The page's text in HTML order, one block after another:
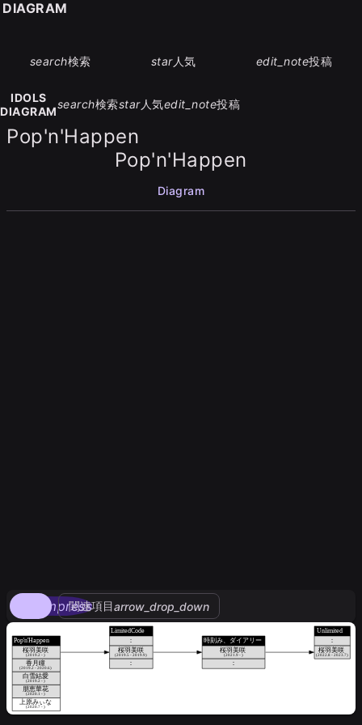
search検索 star人気 edit_note投稿
IDOLS
DIAGRAM
search検索star人気edit_note投稿
Pop'n'Happen
Pop'n'Happen
Diagram
compress
関連項目arrow_drop_down